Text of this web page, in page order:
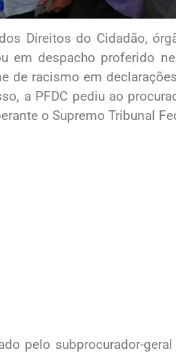
Direitos do Cidadão,
em despacho proferido
de racismo em
a PFDC pediu ao
o Supremo Tribunal
pelo subprocurador-